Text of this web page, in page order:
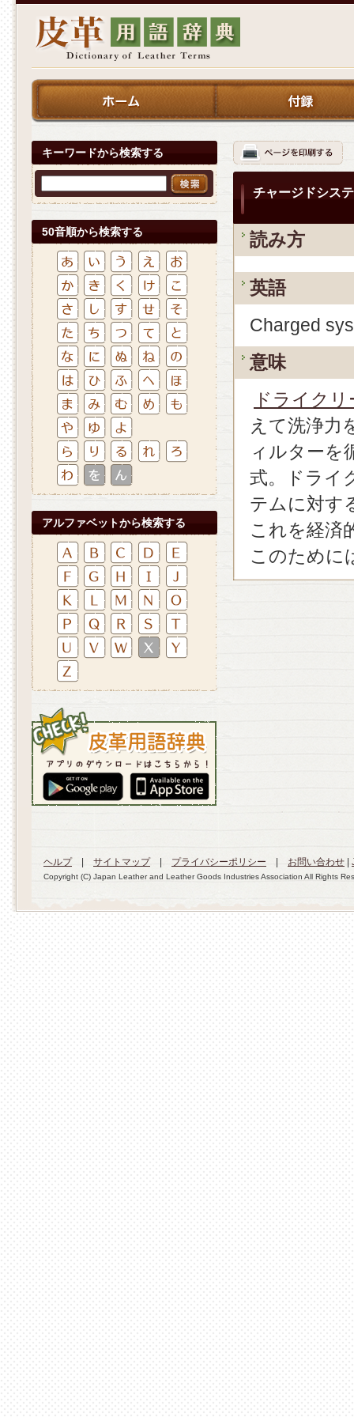
キーワードから検索する
50音順から検索する
アルファベットから検索する
チャージドシス
読み方
英語
Charged
意味
ドライク
えて洗浄力
ィルターを
式。ドライ
テムに対す
これを経済
このために
ヘルプ| サイトマップ| プライバシーポリシー お問い合わせ
Copyright (C) Japan Leather and Leather Goods Industries Association All Rights